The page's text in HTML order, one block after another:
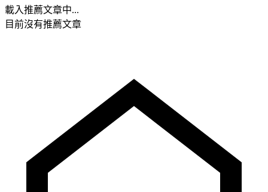
載入推薦文章中...
目前沒有推薦文章